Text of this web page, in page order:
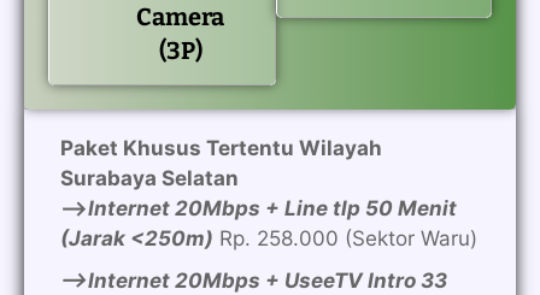
Camera
(3P)
Paket Khusus Tertentu Wilayah
Surabaya Selatan
—>Internet 20Mbps + Line tlp 50 Menit
(Jarak <250m) Rp. 258.000 (Sektor Waru)
—>Internet 20Mbps + UseeTV Intro 33